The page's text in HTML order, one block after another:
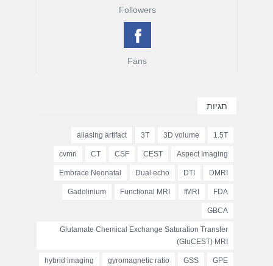
Followers
Fans
תגיות
1.5T
3D volume
3T
aliasing artifact
Aspect Imaging
CEST
CSF
CT
cvmri
DMRI
DTI
Dual echo
Embrace Neonatal
FDA
fMRI
Functional MRI
Gadolinium
GBCA
Glutamate Chemical Exchange Saturation Transfer
(GluCEST) MRI
GPE
GSS
gyromagnetic ratio
hybrid imaging